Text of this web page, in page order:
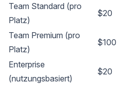
Team Standard (pro
Platz)
$20
Team Premium (pro
Platz)
$100
Enterprise
(nutzungsbasiert)
$20